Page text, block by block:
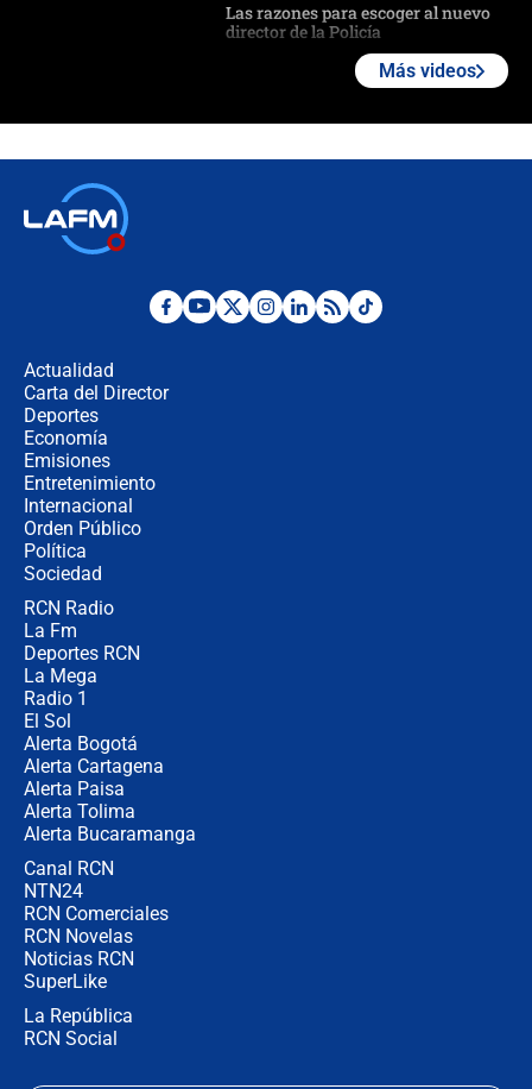
Las razones para escoger al nuevo
director de la Policía
"No hubo fraude ni posibilidad de
Más videos
Actualidad
Carta del Director
Deportes
Economía
Emisiones
Entretenimiento
Internacional
Orden Público
Política
Sociedad
RCN Radio
La Fm
Deportes RCN
La Mega
Radio 1
El Sol
Alerta Bogotá
Alerta Cartagena
Alerta Paisa
Alerta Tolima
Alerta Bucaramanga
Canal RCN
NTN24
RCN Comerciales
RCN Novelas
Noticias RCN
SuperLike
La República
RCN Social